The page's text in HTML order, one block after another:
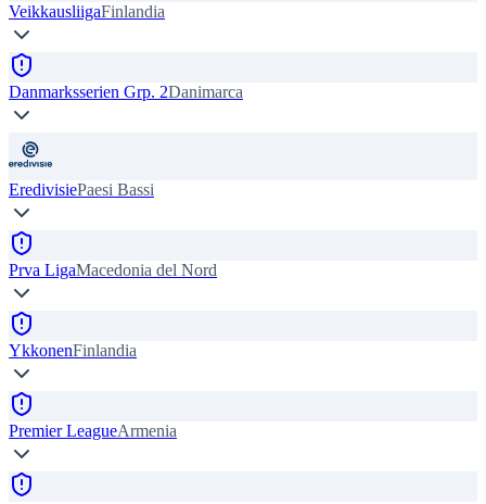
VeikkausliigaFinlandia
Danmarksserien Grp. 2Danimarca
EredivisiePaesi Bassi
Prva LigaMacedonia del Nord
YkkonenFinlandia
Premier LeagueArmenia